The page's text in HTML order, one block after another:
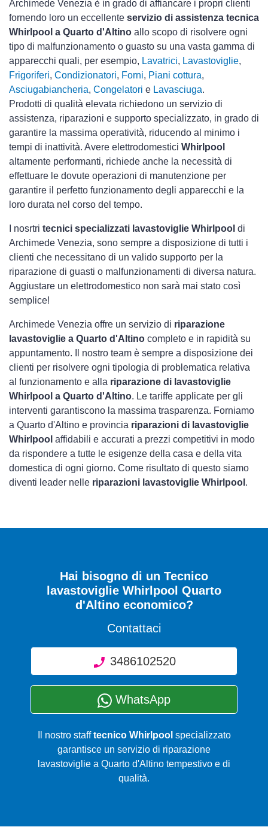
Archimede Venezia è in grado di affiancare i propri clienti
fornendo loro un eccellente servizio di assistenza tecnica
Whirlpool a Quarto d'Altino allo scopo di risolvere ogni
tipo di malfunzionamento o guasto su una vasta gamma di
apparecchi quali, per esempio, Lavatrici, Lavastoviglie,
Frigoriferi, Condizionatori, Forni, Piani cottura,
Asciugabiancheria, Congelatori e Lavasciuga.
Prodotti di qualità elevata richiedono un servizio di
assistenza, riparazioni e supporto specializzato, in grado di
garantire la massima operatività, riducendo al minimo i
tempi di inattività. Avere elettrodomestici Whirlpool
altamente performanti, richiede anche la necessità di
effettuare le dovute operazioni di manutenzione per
garantire il perfetto funzionamento degli apparecchi e la
loro durata nel corso del tempo.
I nosrtri tecnici specializzati lavastoviglie Whirlpool di
Archimede Venezia, sono sempre a disposizione di tutti i
clienti che necessitano di un valido supporto per la
riparazione di guasti o malfunzionamenti di diversa natura.
Aggiustare un elettrodomestico non sarà mai stato così
semplice!
Archimede Venezia offre un servizio di riparazione
lavastoviglie a Quarto d'Altino completo e in rapidità su
appuntamento. Il nostro team è sempre a disposizione dei
clienti per risolvere ogni tipologia di problematica relativa
al funzionamento e alla riparazione di lavastoviglie
Whirlpool a Quarto d'Altino. Le tariffe applicate per gli
interventi garantiscono la massima trasparenza. Forniamo
a Quarto d'Altino e provincia riparazioni di lavastoviglie
Whirlpool affidabili e accurati a prezzi competitivi in modo
da rispondere a tutte le esigenze della casa e della vita
domestica di ogni giorno. Come risultato di questo siamo
diventi leader nelle riparazioni lavastoviglie Whirlpool .
Hai bisogno di un Tecnico
lavastoviglie Whirlpool Quarto
d'Altino economico?
Contattaci
3486102520
WhatsApp
Il nostro stafftecnico Whirlpool specializzato
garantisce un servizio di riparazione
lavastoviglie a Quarto d'Altino tempestivo e di
qualità.